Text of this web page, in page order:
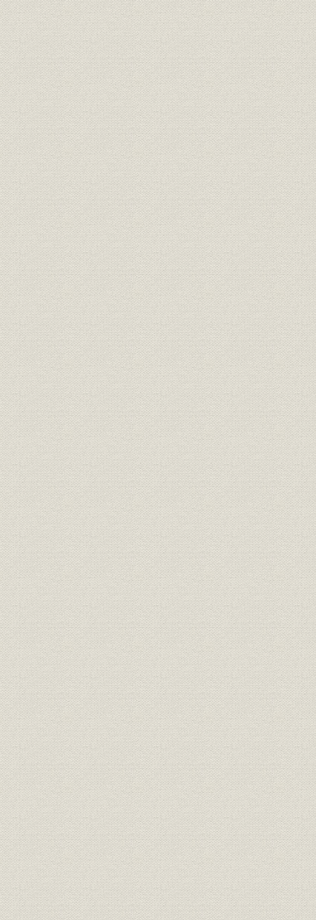
報知新聞の出版物
明治・大正・昭和を経て平成の40000号まで
薬研堀時代の社屋
明治・昭和期の紙面
漫画「ノンキナトウサン」
「婦人子供報知」
「紙齢40000号を迎える」紙面
題字
創刊号から平成4年まで
歴代社長
メモリアルイヤ'92―記念パーティーと三大事業
はじめに 本紙の創始者、前島密
創刊百二十年記念パーティー 各界名士千五百人が出席
報知人の宰相 オピニオンリーダーたち
日露戦争から平成のプリンセスまで“号外の報知”の面目躍如
ずばり的中! 九十二年前 報知“二十世紀の予言”
記念事業 国際化へのステップ
伝統を踏まえて百二十年
第1章 港南に華ひらく ハイライト(平成3~4年)
[1] 新体制で王座奪回GO!
[2] 愛称の「スポーツ報知」登場
[3] 五輪速報“金”の連係プレー
[4] 社友・OBもバックアップ
[5] “長嶋効果”で追い風に乗る
第2章 今、スポーツ報知は ハイライト(平成3~4年)
[1] 開幕日がお元日
[2] サッカーが一面に躍り出る
[3] 視界360度プラスアルファ
[4] 競馬のデータは日本一
[5] イメージ一新、ギャルが追う
[6] 1万分の1秒をとらえる
[7] 週刊誌を先取りする